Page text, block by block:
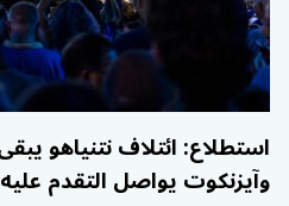
وآيزنكوت يواصل التقدم عليه